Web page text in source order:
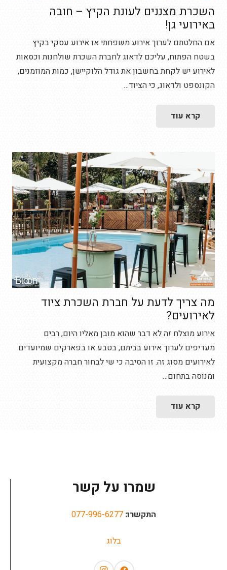
השכרת מצננים לעונת הקיץ – חובה
באירועי גן!
אם החלטתם לערוך אירוע משפחתי או אירוע עסקי בקיץ
בשטח הפתוח, עליכם לדאוג לחברת השכרת שולחנות וכסאות
לאירוע יש לקחת בחשבון את גודל הלוקיישן, כמות המוזמנים,
הקונספט ולדאוג, כי הציוד…
קרא עוד
מה צריך לדעת על חברת השכרת ציוד
לאירועים?
אירוע מוצלח זה לא דבר שהוא מובן מאליו היום, רבים
מעדיפים לערוך אירוע בביתם, בטבע או בפארקים שמיועדים
לאירועים מסוג זה. זו הסיבה כי שי לבחור חברה מקצועית
ומנוסה בתחום…
קרא עוד
שמרו על קשר
התקשרו: 077-996-6277
בלוג